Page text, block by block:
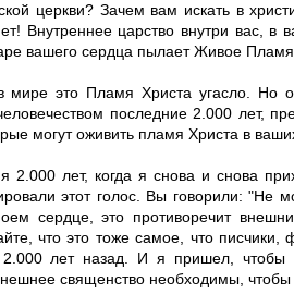
церкви? Зачем вам искать в
Внутреннее царство внутри вас, в
вашего сердца пылает Живое
это Пламя Христа угасло. Но
последние 2.000 лет,
могут оживить пламя Христа в
2.000 лет, когда я снова и снова
этот голос. Вы говорили: "Не
сердце, это противоречит
что это тоже самое, что
2.000 лет назад. И я пришел, чтобы
священство необходимы, чтобы